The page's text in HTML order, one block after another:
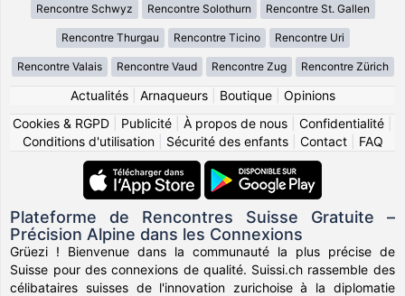
Rencontre Schwyz Rencontre Solothurn Rencontre St. Gallen
Rencontre Thurgau Rencontre Ticino Rencontre Uri
Rencontre Valais Rencontre Vaud Rencontre Zug Rencontre Zürich
Actualités| Arnaqueurs| Boutique| Opinions
Cookies & RGPD
Publicité À propos de nous Confidentialité
Conditions d'utilisation| Sécurité des enfants| Contact| FAQ
Plateforme de Rencontres Suisse Gratuite –
Précision Alpine dans les Connexions
Grüezi ! Bienvenue dans la communauté la plus précise de
Suisse pour des connexions de qualité. Suissi.ch rassemble des
célibataires suisses de l'innovation zurichoise à la diplomatie